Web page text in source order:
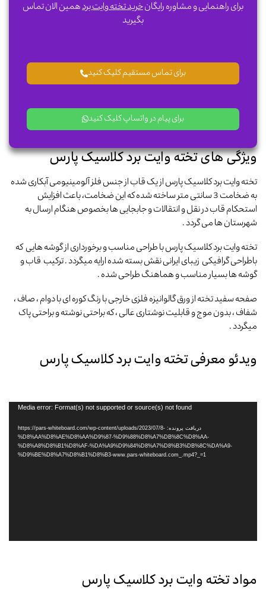
برای راهنمایی و مشاوره رایگانخرید تخته وایت بردهمین الان تماس
بگیرید
برای تماس مستقیم کلیک کنید
برای پیام در واتساپ کلیک کنید
ویژگی های تخته وایت برد کلاسیک پارس
تخته وایت برد کلاسیک پارس از یک قاب از جنس فلز آلومینیومی آبکاری شده
به ضخامت 3 سانتی متر ساخته شده که این ضخامت، باعث افزایش
استحکام قاب در نقل و انتقالات و جابجایی ها بخصوص هنگام ارسال به
شهرستان ها می گردد .
تخته وایت برد کلاسیک پارس با طراحی مناسب و برخورداری از گوشه هایی که
باطراحی گرافیکی زیبای ایرانی نقش بسته شده ارایه میگردد . ترکیب قاب و
گوشه ها بسیار مناسب و هماهنگ طراحی شده .
صفحه سفید تخته از ورق گالوانیزه فلزی خارجی با رنگ کوره ای با دوام ، صاف ،
شفاف ، بدون موج و قابلیت نوشتاری عالی ، که براحتی نوشته و براحتی پاک
میگردد .
ویدئو معرفی تخته وایت برد کلاسیک پارس
Media error: Format(s) not supported or source(s) not found
دریافت پرونده: https://pars-whiteboard.com/wp-content/uploads/2023/07/8-
%D8%AA%D8%AE%D8%AA%D9%87-%D9%88%D8%A7%DB%8C%D8%AA-
%D8%A8%D8%B1%D8%AF-%DA%A9%D9%84%D8%A7%D8%B3%DB%8C%DA%A9-
%D9%BE%D8%A7%D8%B1%D8%B3-www.pars-whiteboard.com_.mp4?_=1
مواد تخته وایت برد کلاسیک پارس